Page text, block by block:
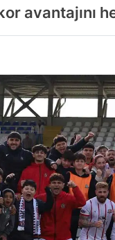
avantajını